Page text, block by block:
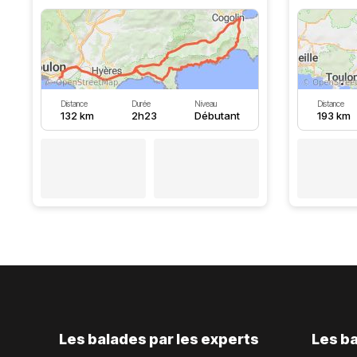
Distance
132 km
Durée
2h23
Niveau
Débutant
Distance
193 km
Les balades par les experts Les